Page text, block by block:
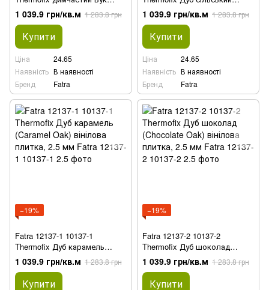
(Smoky Beech) вінілова
плитка, 2.5 мм
1 039.9 грн/кв.м 1 283.8 грн
Купити
Ціна
24.65
Наявність В наявності
Бренд
Fatra
(Rustic Oak) вінілова плитка,
2.5 мм
1 039.9 грн/кв.м 1 283.8 грн
Купити
Ціна
24.65
Наявність В наявності
Бренд
Fatra
−19%
Fatra 12137-1 10137-1
Thermofix Дуб карамель
(Caramel Oak) вінілова
плитка, 2.5 мм
1 039.9 грн/кв.м 1 283.8 грн
Купити
−19%
Fatra 12137-2 10137-2
Thermofix Дуб шоколад
(Chocolate Oak) вінілова
плитка, 2.5 мм
1 039.9 грн/кв.м 1 283.8 грн
Купити